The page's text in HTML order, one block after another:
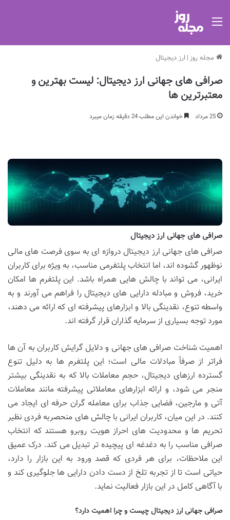
مجله روز | ارز دیجیتال
صرافی های جهانی ارز دیجیتال: لیست بهترین و
معتبرترین ها
25 مرداد خواندن این مطلب 24 دقیقه زمان میبرد
صرافی های جهانی ارز دیجیتال
صرافی های جهانی ارز دیجیتال دروازه ای به سوی فرصت های مالی
نوظهور گشوده اند، اما انتخاب پلتفرمی مناسب، به ویژه برای کاربران
ایرانی، می تواند با چالش هایی همراه باشد. این پلتفرم ها امکان
خرید، فروش و مبادله دارایی های دیجیتال را فراهم می آورند و به
واسطه تنوع، نقدینگی بالا و ابزارهای پیشرفته ای که ارائه می دهند،
مورد توجه بسیاری از سرمایه گذاران قرار گرفته اند.
اهمیت شناخت صرافی های جهانی و دلایل گرایش کاربران به آن ها
فراتر از صرفاً مبادلات مالی است؛ این پلتفرم ها به دلیل تنوع
گسترده ارزهای دیجیتال، حجم معاملات بالا که به نقدینگی بیشتر
منجر می شود، و ارائه ابزارهای معاملاتی پیشرفته مانند معاملات
آتی و مارجین، فضایی جذاب برای معامله گران حرفه ای ایجاد می
کنند. در این میان، کاربران ایرانی با چالش های منحصربه فردی نظیر
تحریم ها و محدودیت های احراز هویت روبرو هستند که انتخاب
صرافی مناسب را به دغدغه ای پیچیده تر تبدیل می کند. درک عمیق
این ملاحظات، برای هر فردی که قصد ورود به این بازار را دارد،
حیاتی است تا از تجربه تلخ از دست دادن دارایی ها جلوگیری کند و
با آگاهی کامل در این بازار فعالیت نماید.
صرافی جهانی ارز دیجیتال چیست و چرا اهمیت دارد؟